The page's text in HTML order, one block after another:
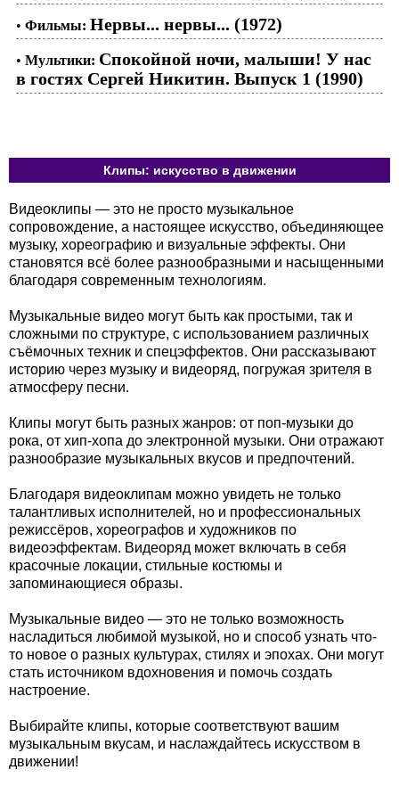
• Фильмы: Нервы... нервы... (1972)
• Мультики: Спокойной ночи, малыши! У нас
в гостях Сергей Никитин. Выпуск 1 (1990)
Клипы: искусство в движении
Видеоклипы — это не просто музыкальное
сопровождение, а настоящее искусство, объединяющее
музыку, хореографию и визуальные эффекты. Они
становятся всё более разнообразными и насыщенными
благодаря современным технологиям.
Музыкальные видео могут быть как простыми, так и
сложными по структуре, с использованием различных
съёмочных техник и спецэффектов. Они рассказывают
историю через музыку и видеоряд, погружая зрителя в
атмосферу песни.
Клипы могут быть разных жанров: от поп-музыки до
рока, от хип-хопа до электронной музыки. Они отражают
разнообразие музыкальных вкусов и предпочтений.
Благодаря видеоклипам можно увидеть не только
талантливых исполнителей, но и профессиональных
режиссёров, хореографов и художников по
видеоэффектам. Видеоряд может включать в себя
красочные локации, стильные костюмы и
запоминающиеся образы.
Музыкальные видео — это не только возможность
насладиться любимой музыкой, но и способ узнать что-
то новое о разных культурах, стилях и эпохах. Они могут
стать источником вдохновения и помочь создать
настроение.
Выбирайте клипы, которые соответствуют вашим
музыкальным вкусам, и наслаждайтесь искусством в
движении!